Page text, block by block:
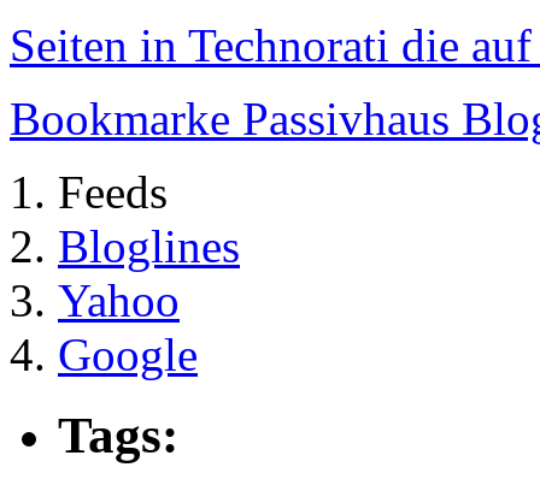
Seiten in Technorati die
Bookmarke Passivhaus
Feeds
Bloglines
Yahoo
Google
Tags: